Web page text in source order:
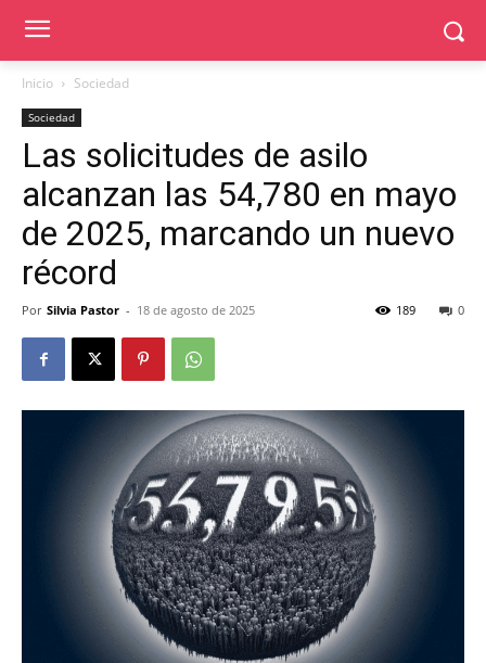
Inicio Sociedad
Sociedad
Las solicitudes de asilo
alcanzan las 54,780 en mayo
de 2025, marcando un nuevo
récord
Por Silvia Pastor - 18 de agosto de 2025 0
189